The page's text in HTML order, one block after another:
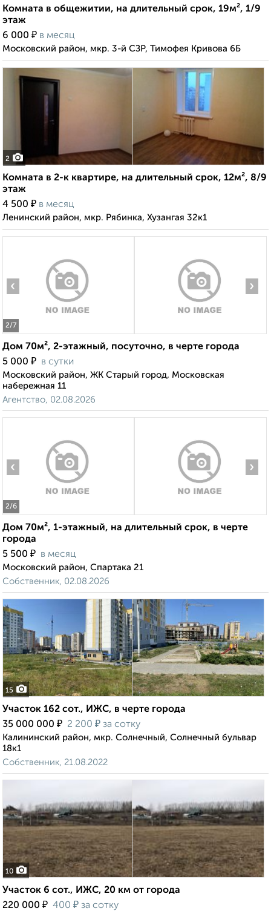
Комната в общежитии, на длительный срок, 19м², 1/9
этаж
6 000 ₽ в месяц
Московский район, мкр. 3-й СЗР, Тимофея Кривова 6Б
2
Комната в 2-к квартире, на длительный срок, 12м², 8/9
этаж
4 500 ₽ в месяц
Ленинский район, мкр. Рябинка, Хузангая 32к1
2/7
‹ ›
Дом 70м², 2-этажный, посуточно, в черте города
5 000 ₽ в сутки
Московский район, ЖК Старый город, Московская
набережная 11
Агентство, 02.08.2026
2/6
‹ ›
Дом 70м², 1-этажный, на длительный срок, в черте
города
5 500 ₽ в месяц
Московский район, Спартака 21
Собственник, 02.08.2026
15
Участок 162 сот., ИЖС, в черте города
35 000 000 ₽ 2 200 ₽ за сотку
Калининский район, мкр. Солнечный, Солнечный бульвар
18к1
Собственник, 21.08.2022
10
Участок 6 сот., ИЖС, 20 км от города
220 000 ₽ 400 ₽ за сотку